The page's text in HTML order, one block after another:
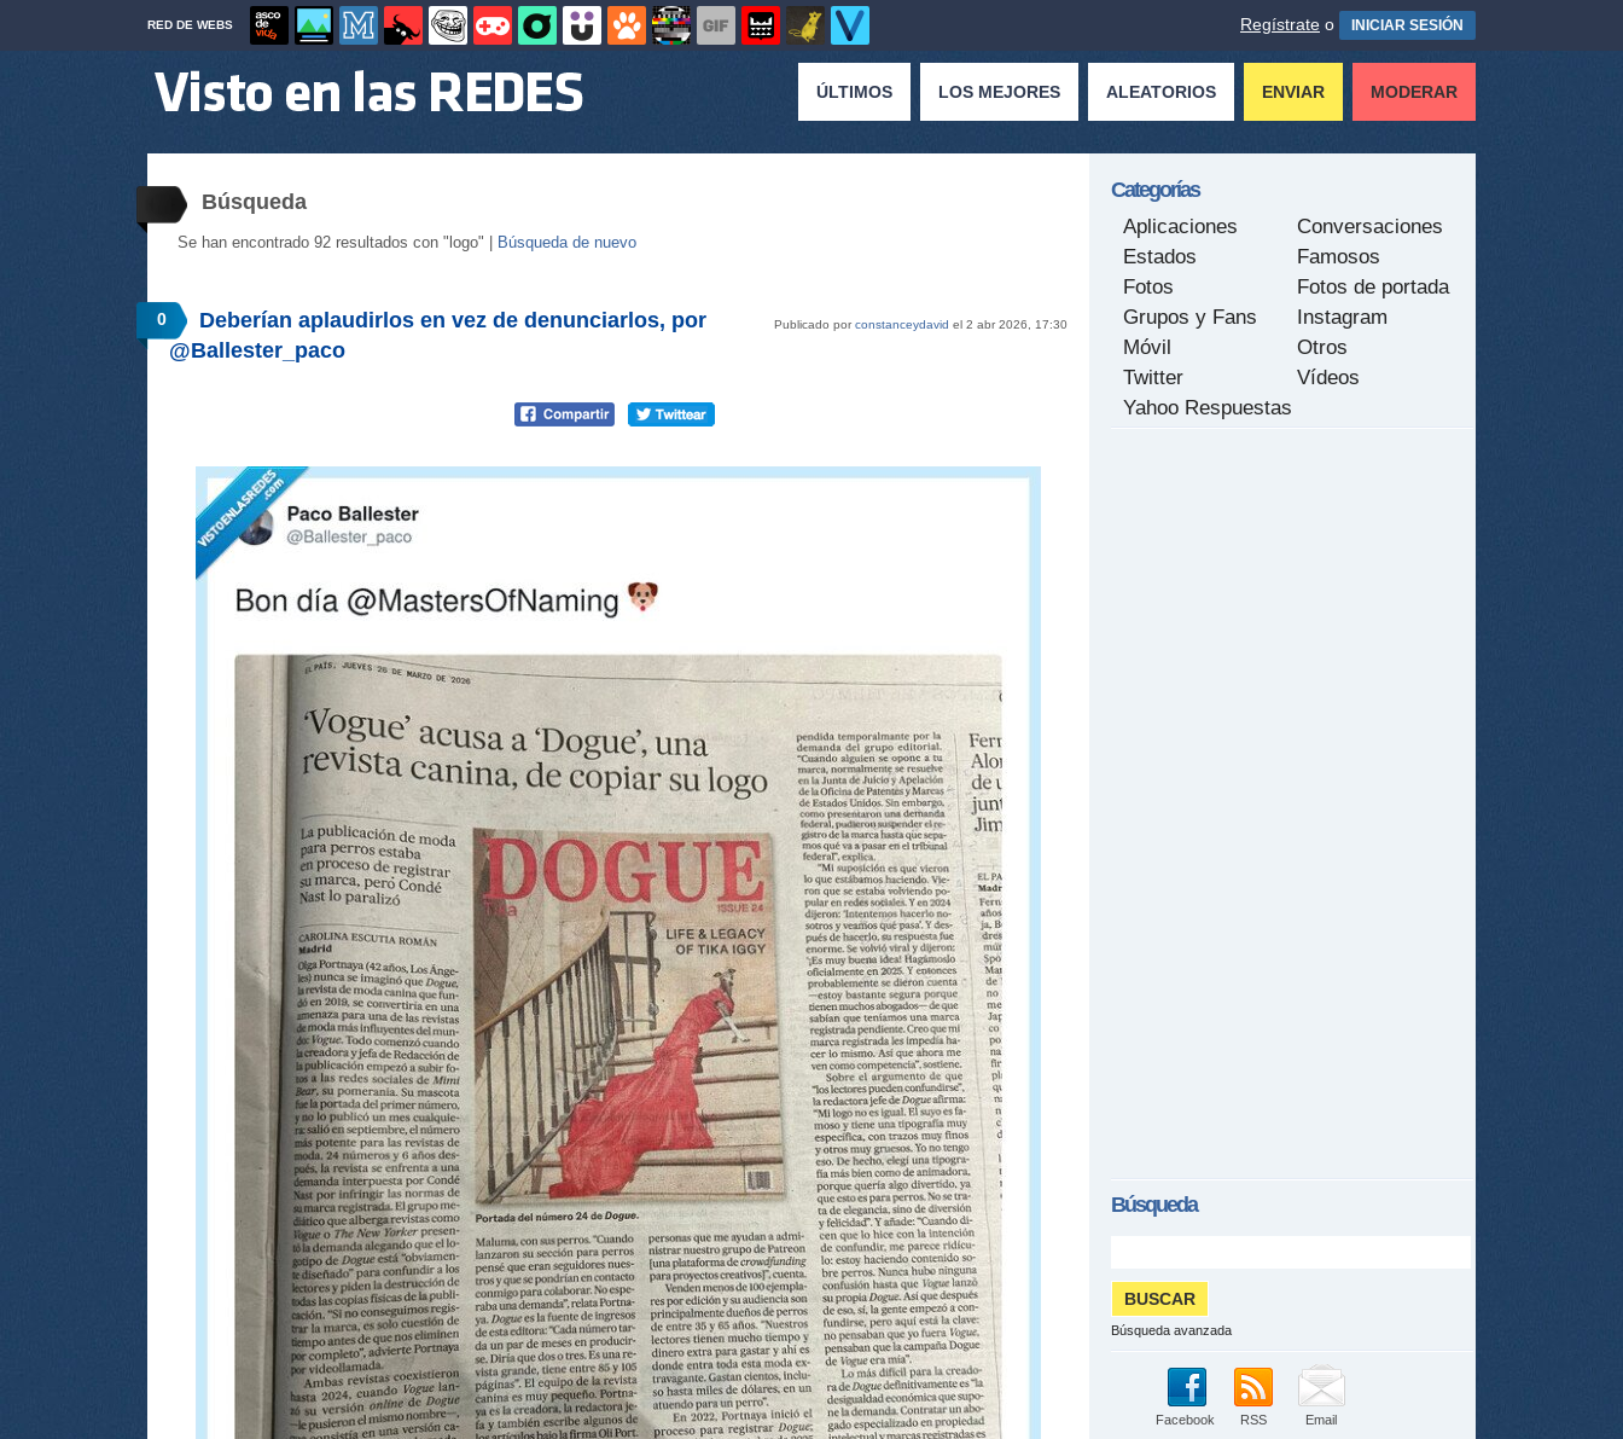
RED DE WEBS Regístrate o INICIAR SESIÓN
ÚLTIMOS LOS MEJORES ALEATORIOS ENVIAR MODERAR
Búsqueda
Se han encontrado 92 resultados con "logo" | Búsqueda de nuevo
0 Publicado porconstanceydavid el 2 abr 2026, 17:30
Deberían aplaudirlos en vez de denunciarlos, por
@Ballester_paco
Categorías
Aplicaciones
Conversaciones
Estados
Famosos
Fotos
Fotos de portada
Grupos y Fans
Instagram
Móvil
Otros
Twitter
Vídeos
Yahoo Respuestas
Búsqueda
Búsqueda avanzada
Facebook RSS Email